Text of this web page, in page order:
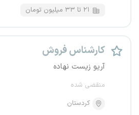
۲۱ تا ۳۳ میلیون تومان
کارشناس فروش
آریو زیست نهاده
منقضی شده
کردستان